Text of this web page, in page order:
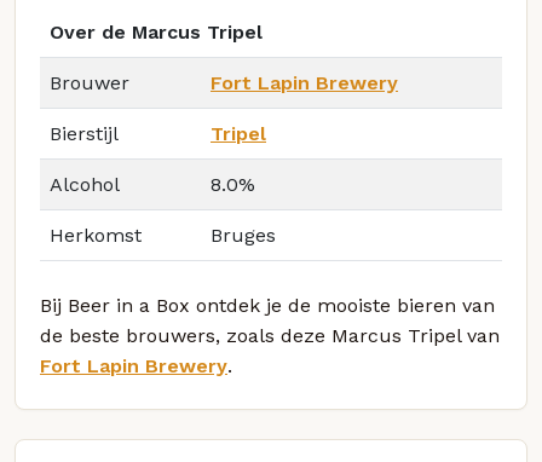
Over de Marcus Tripel
Brouwer Fort Lapin Brewery
Bierstijl Tripel
Alcohol 8.0%
Herkomst Bruges
Bij Beer in a Box ontdek je de mooiste bieren van
de beste brouwers, zoals deze Marcus Tripel van
Fort Lapin Brewery.